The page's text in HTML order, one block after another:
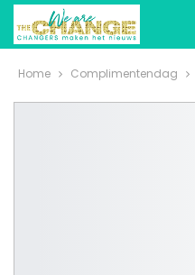
Home Complimentendag